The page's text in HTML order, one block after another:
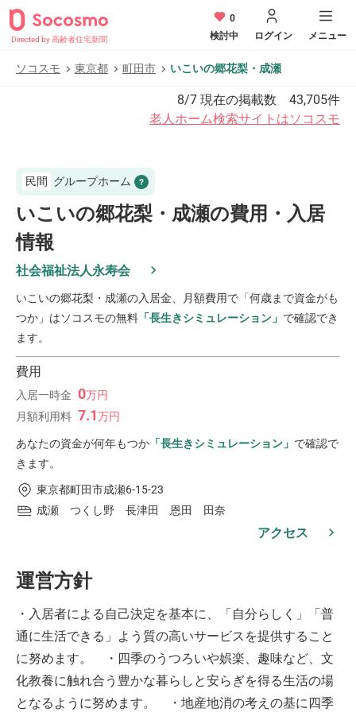
Directed by 高齢者住宅新聞
0
検討中
ログイン メニュー
ソコスモ 東京都 町田市 いこいの郷花梨・成瀬
8/7 現在の掲載数 43,705件
老人ホーム検索サイトはソコスモ
民間 グループホーム
いこいの郷花梨・成瀬の費用・入居
情報
社会福祉法人永寿会
いこいの郷花梨・成瀬の入居金、月額費用で「何歳まで資金がも
つか」はソコスモの無料 「長生きシミュレーション」 で確認でき
ます。
費用
入居一時金 0万円
月額利用料 7.1万円
あなたの資金が何年もつか 「長生きシミュレーション」 で確認で
きます。
東京都町田市成瀬6-15-23
成瀬 つくし野 長津田 恩田 田奈
アクセス
運営方針
・入居者による自己決定を基本に、「自分らしく」「普
通に生活できる」よう質の高いサービスを提供すること
に努めます。 ・四季のうつろいや娯楽、趣味など、文
化教養に触れ合う豊かな暮らしと安らぎを得る生活の場
となるように努めます。 ・地産地消の考えの基に四季